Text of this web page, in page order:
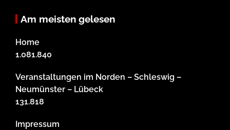
Am meisten gelesen
Home
1.081.840
Veranstaltungen im Norden – Schleswig –
Neumünster – Lübeck
131.818
Impressum